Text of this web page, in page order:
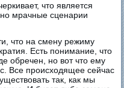
что является
мрачные сценарии
что на смену режиму
Есть понимание, что
обречен, но вот что ему
Все происходящее сейчас
так, как мы